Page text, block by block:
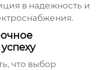
в надежность и
что выбор